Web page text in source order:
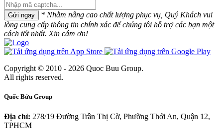
Gửi ngay
* Nhằm nâng cao chất lượng phục vụ, Quý Khách vui
lòng cung cấp thông tin chính xác để chúng tôi hỗ trợ các bạn một
cách tốt nhất. Xin cám ơn!
Copyright © 2010 - 2026 Quoc Buu Group.
All rights reserved.
Quốc Bửu Group
Địa chỉ: 278/19 Đường Trần Thị Cờ, Phường Thới An, Quận 12,
TPHCM